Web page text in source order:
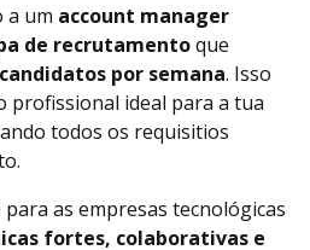
a um account manager
de recrutamentoque
por semana. Isso
profissional ideal para a tua
todos os requisitios
as empresas tecnológicas
fortes, colaborativas e